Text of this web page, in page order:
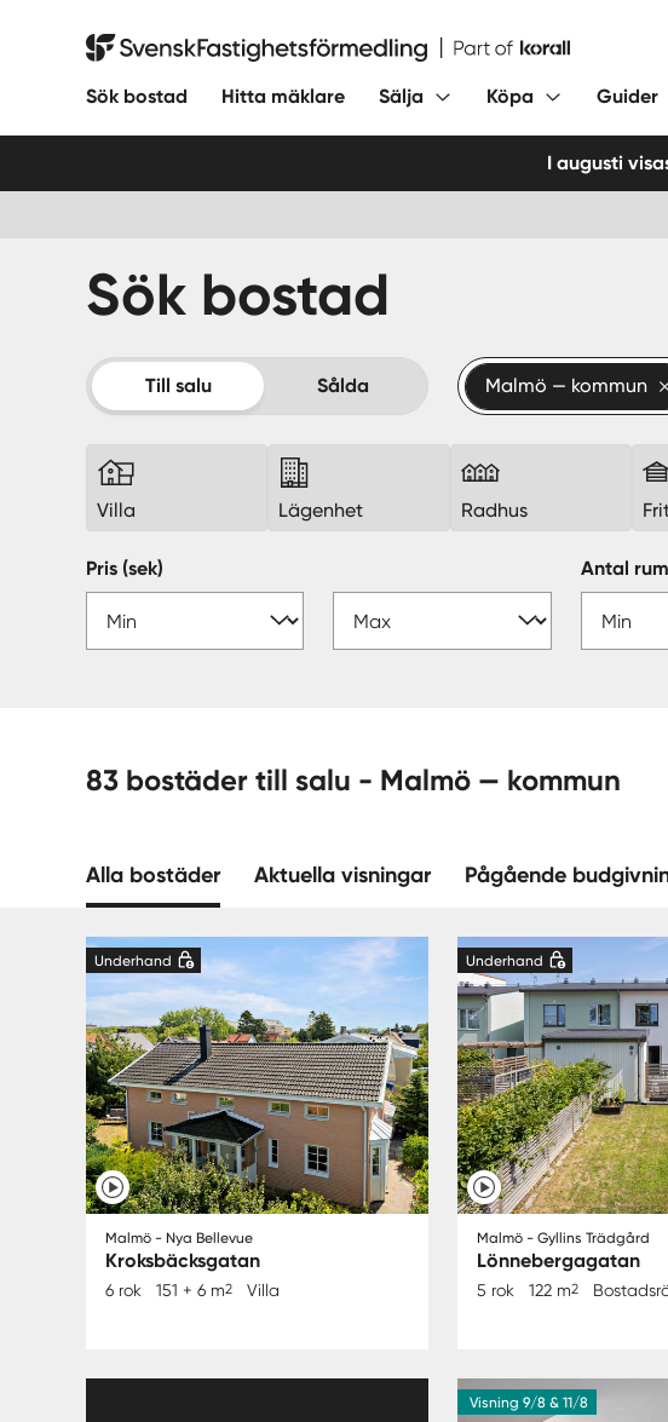
Svensk Fastighetsförmedling
Sök bostad Hitta mäklare Sälja Köpa Guider
I augusti
Sök bostad
Till salu Sålda Malmö — kommun
Villa Lägenhet Radhus
Pris (sek) Antal rum
83 bostäder till salu - Malmö — kommun
Alla bostäder Aktuella visningar Pågående
Underhand
Malmö - Nya Bellevue
Kroksbäcksgatan
6 rok 151 + 6 m2 Villa
Underhand
Malmö - Gyllins Trädgård
Lönnebergagatan
5 rok 122 m2
Visning 9/8 & 11/8